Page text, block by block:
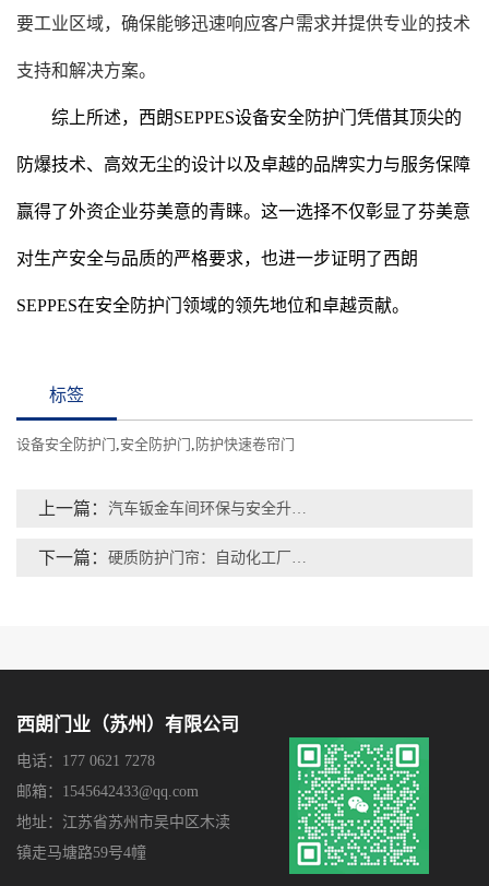
要工业区域，确保能够迅速响应客户需求并提供专业的技术
支持和解决方案。
综上所述，西朗SEPPES设备安全防护门凭借其顶尖的
防爆技术、高效无尘的设计以及卓越的品牌实力与服务保障
赢得了外资企业芬美意的青睐。这一选择不仅彰显了芬美意
对生产安全与品质的严格要求，也进一步证明了西朗
SEPPES在安全防护门领域的领先地位和卓越贡献。
标签
设备安全防护门 ,安全防护门 , 防护快速卷帘门
上一篇： 汽车钣金车间环保与安全升级：设备安全防护门的应用
下一篇： 硬质防护门帘：自动化工厂设备安全的创新守护者
西朗门业（苏州）有限公司
电话：177 0621 7278
邮箱：1545642433@qq.com
地址：江苏省苏州市吴中区木渎
镇走马塘路59号4幢